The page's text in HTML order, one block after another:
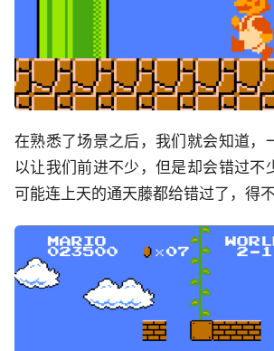
在熟悉了场景之后，我们就会知道，
以让我们前进不少，但是却会错过不
可能连上天的通天藤都给错过了，得不